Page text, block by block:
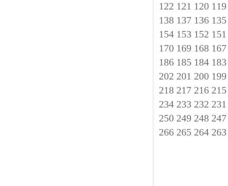
119
120
121
122
135
136
137
138
151
152
153
154
167
168
169
170
183
184
185
186
199
200
201
202
215
216
217
218
231
232
233
234
247
248
249
250
263
264
265
266